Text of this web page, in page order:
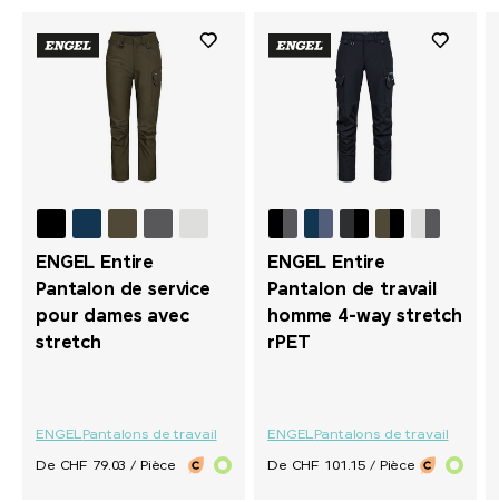
ENGEL Entire
Pantalon de service
pour dames avec
stretch
ENGELPantalons de travail
De CHF 79.03 / Pièce
ENGEL Entire
Pantalon de travail
homme 4-way stretch
rPET
ENGELPantalons de travail
De CHF 101.15 / Pièce